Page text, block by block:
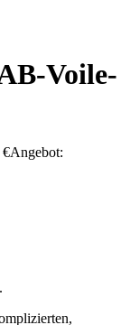
Voile-
€Angebot: